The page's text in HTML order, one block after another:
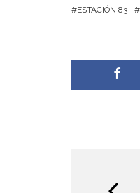
ESTACIÓN 83